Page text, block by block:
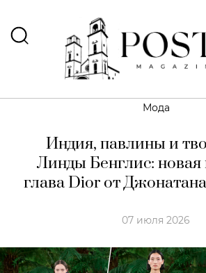
Мода
Индия, павлины и
Линды Бенглис: новая
глава Dior от
07 июля 2026